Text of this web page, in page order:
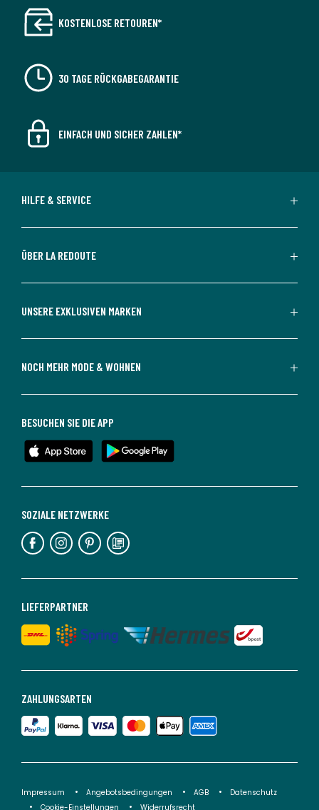
KOSTENLOSE RETOUREN*
30 TAGE RÜCKGABEGARANTIE
EINFACH UND SICHER ZAHLEN*
HILFE & SERVICE
ÜBER LA REDOUTE
UNSERE EXKLUSIVEN MARKEN
NOCH MEHR MODE & WOHNEN
ZAHLUNGSARTEN
LIEFERPARTNER
SOZIALE NETZWERKE
BESUCHEN SIE DIE APP
Impressum Angebotsbedingungen AGB
Datenschutz
Cookie-Einstellungen
Widerrufsrecht